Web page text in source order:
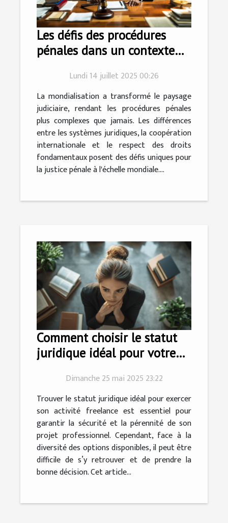
Les défis des procédures
pénales dans un contexte
Lundi 14 juillet 2025 00:26
La mondialisation a transformé le paysage
judiciaire, rendant les procédures pénales
plus complexes que jamais. Les différences
entre les systèmes juridiques, la coopération
internationale et le respect des droits
fondamentaux posent des défis uniques pour
la justice pénale à l'échelle mondiale....
Comment choisir le statut
juridique idéal pour votre
Dimanche 25 mai 2025 23:22
Trouver le statut juridique idéal pour exercer
son activité freelance est essentiel pour
garantir la sécurité et la pérennité de son
projet professionnel. Cependant, face à la
diversité des options disponibles, il peut être
difficile de s’y retrouver et de prendre la
bonne décision. Cet article...